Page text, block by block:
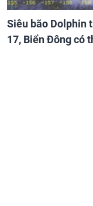
Siêu bão Dolphin
17, Biển Đông có